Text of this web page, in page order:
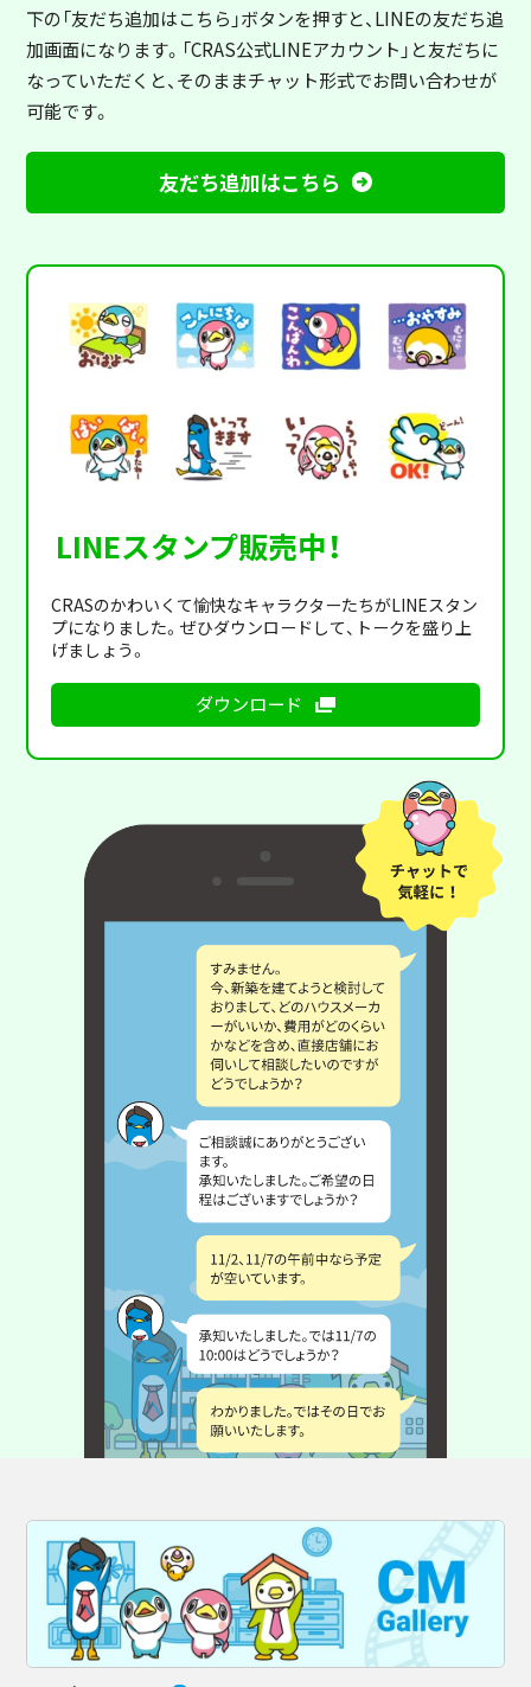
下の「友だち追加はこちら」ボタンを押すと、LINEの友だち追
加画面になります。「CRAS公式LINEアカウント」と友だちに
なっていただくと、そのままチャット形式でお問い合わせが
可能です。
友だち追加はこちら
LINEスタンプ販売中！
CRASのかわいくて愉快なキャラクターたちがLINEスタン
プになりました。ぜひダウンロードして、トークを盛り上
げましょう。
ダウンロード